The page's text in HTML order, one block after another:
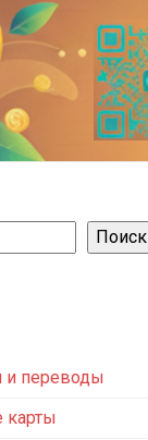
Поиск
и переводы
карты